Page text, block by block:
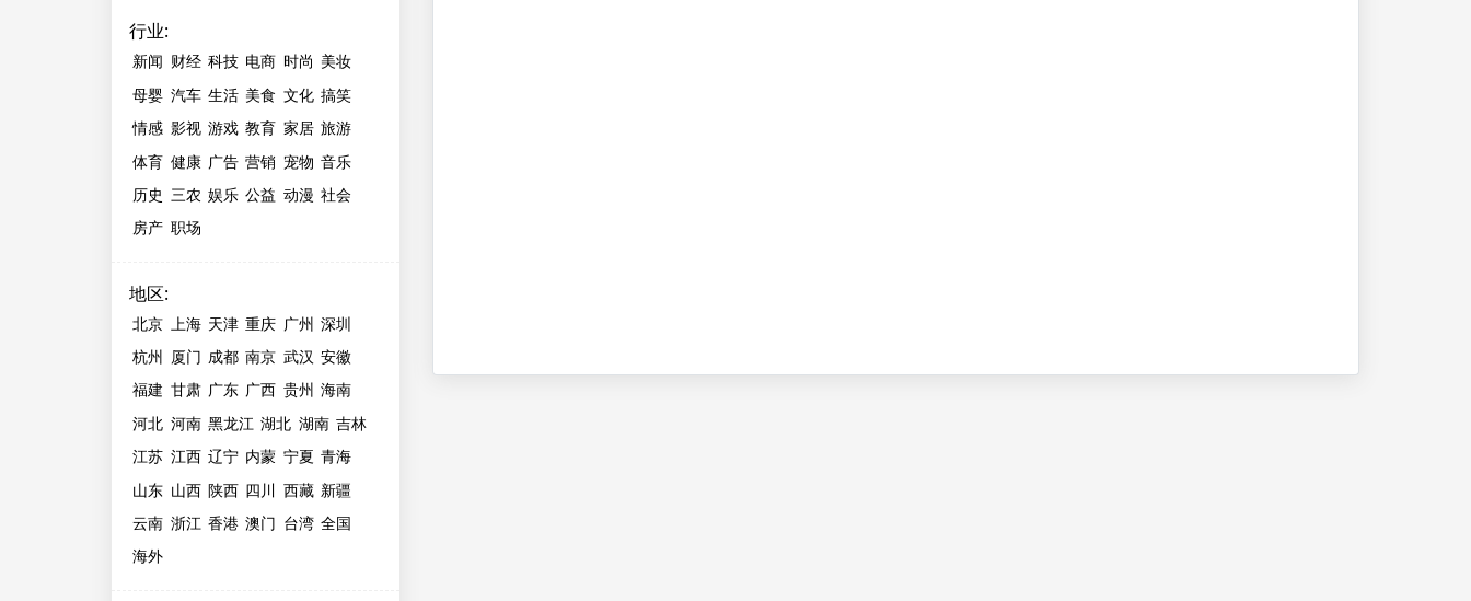
行业:
新闻 财经 科技 电商 时尚 美妆
母婴 汽车 生活 美食 文化 搞笑
情感 影视 游戏 教育 家居 旅游
体育 健康 广告 营销 宠物 音乐
历史 三农 娱乐 公益 动漫 社会
房产 职场
地区:
北京 上海 天津 重庆 广州 深圳
杭州 厦门 成都 南京 武汉 安徽
福建 甘肃 广东 广西 贵州 海南
河北 河南 黑龙江 湖北 湖南 吉林
江苏 江西 辽宁 内蒙 宁夏 青海
山东 山西 陕西 四川 西藏 新疆
云南 浙江 香港 澳门 台湾 全国
海外